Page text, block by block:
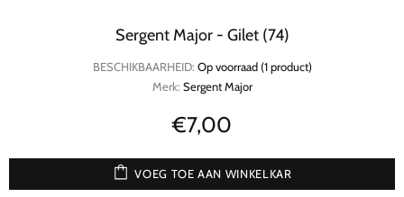
Sergent Major - Gilet (74)
BESCHIKBAARHEID: Op voorraad (1 product)
Merk: Sergent Major
€7,00
VOEG TOE AAN WINKELKAR